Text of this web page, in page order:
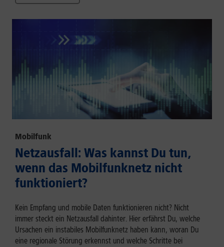
Mobilfunk
Netzausfall: Was kannst Du tun,
wenn das Mobilfunknetz nicht
funktioniert?
Kein Empfang und mobile Daten funktionieren nicht? Nicht
immer steckt ein Netzausfall dahinter. Hier erfährst Du, welche
Ursachen ein instabiles Mobilfunknetz haben kann, woran Du
eine regionale Störung erkennst und welche Schritte bei